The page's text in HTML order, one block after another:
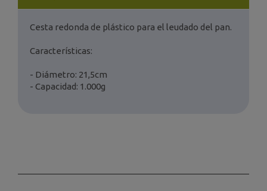
Cesta redonda de plástico para el leudado del pan.
Características:
- Diámetro: 21,5cm
- Capacidad: 1.000g